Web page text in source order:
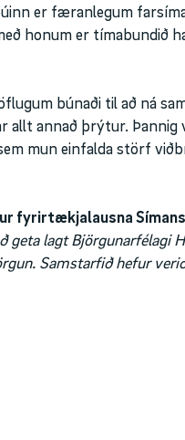
er færanlegum
honum er tímabundið
búnaði til að ná
allt annað þrýtur.
mun einfalda störf
fyrirtækjalausna
geta lagt
Samstarfið hefur